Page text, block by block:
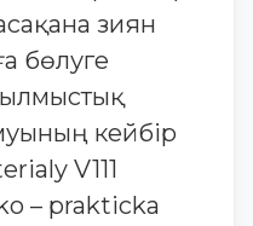
зиян
бөлуге
кейбір
V111
– prakticka